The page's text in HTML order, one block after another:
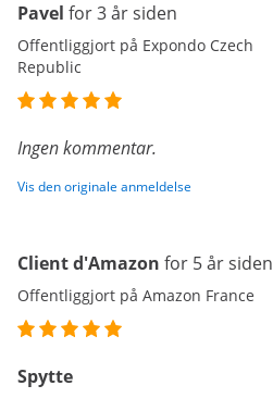
Pavel for 3 år siden
Offentliggjort på Expondo Czech
Republic
Ingen kommentar.
Vis den originale anmeldelse
Client d'Amazon for 5 år siden
Offentliggjort på Amazon France
Spytte